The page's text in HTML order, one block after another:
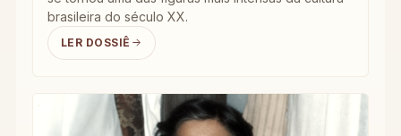
brasileira do século XX.
LER DOSSIÊ